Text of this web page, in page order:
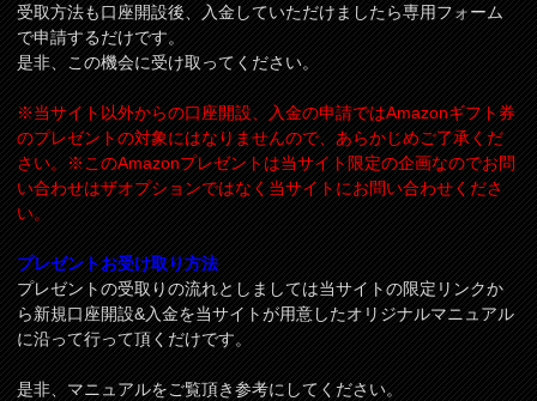
受取方法も口座開設後、入金していただけましたら専用フォーム
で申請するだけです。
是非、この機会に受け取ってください。
※当サイト以外からの口座開設、入金の申請ではAmazonギフト券
のプレゼントの対象にはなりませんので、あらかじめご了承くだ
さい。※このAmazonプレゼントは当サイト限定の企画なのでお問
い合わせはザオプションではなく当サイトにお問い合わせくださ
い。
プレゼントお受け取り方法
プレゼントの受取りの流れとしましては当サイトの限定リンクか
ら新規口座開設&入金を当サイトが用意したオリジナルマニュアル
に沿って行って頂くだけです。
是非、マニュアルをご覧頂き参考にしてください。